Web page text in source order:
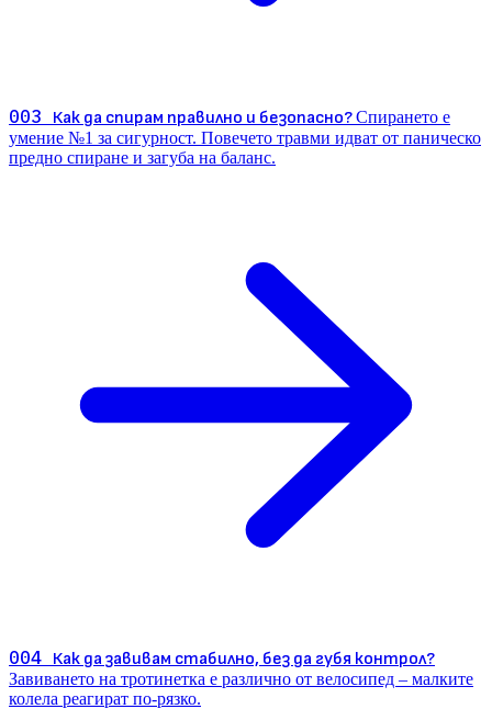
003 Как да спирам правилно и безопасно?Спирането е
умение №1 за сигурност. Повечето травми идват от паническо
предно спиране и загуба на баланс.
004 Как да завивам стабилно, без да губя контрол?
Завиването на тротинетка е различно от велосипед – малките
колела реагират по-рязко.